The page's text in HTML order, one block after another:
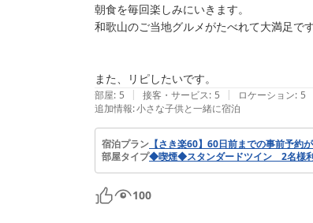
朝食を毎回楽しみにいきます。
和歌山のご当地グルメがたべれて大満足で
また、リピしたいです。
部屋: 5 | 接客・サービス: 5 | ロケーション: 5
追加情報:小さな子供と一緒に宿泊
宿泊プラン 【さき楽60】60日前までの事前予
部屋タイプ◆喫煙◆スタンダードツイン 2名様
100